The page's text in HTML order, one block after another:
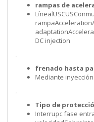
rampas de
DC injection
.
frenado hasta
Mediante inyección
.
Tipo de
Interrupc fase